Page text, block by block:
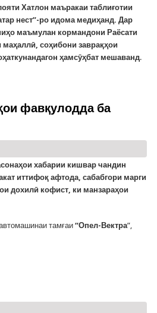
Хатлон маъракаи таблиғотии
нест”-ро идома медиҳанд. Дар
маъмулан кормандони Раёсати
маҳаллӣ, соҳибони заврақҳои
ҳамсӯҳбат мешаванд.
фавқулодда ба
хабарии кишвар чандин
иттифоқ афтода, сабабгори марги
дохилӣ кофист, ки манзараҳои
тамғаи“Опел-Вектра”,
фавқулодда ба ронандагон ҳушдор